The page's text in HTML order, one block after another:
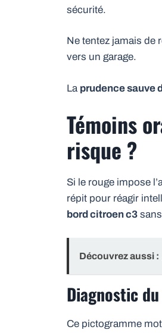
sécurité.
Ne tentez jamais de
vers un garage.
La prudence sauve
Témoins
risque ?
Si le rouge impose
répit pour réagir
bord citroen c3
Découvrez aussi :
Diagnostic
Ce pictogramme